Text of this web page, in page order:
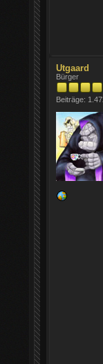
Utgaard
Bürger
Beiträge: